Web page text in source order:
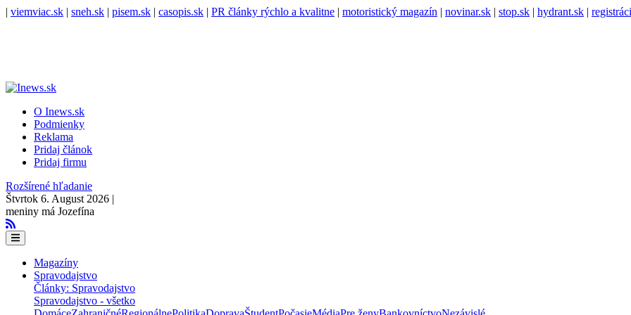
| viemviac.sk | sneh.sk | pisem.sk | casopis.sk | PR články rýchlo a kvalitne | motoristický magazín | novinar.sk | stop.sk | hydrant.sk |
O Inews.sk
Podmienky
Reklama
Pridaj článok
Pridaj firmu
Rozšírené hľadanie
Štvrtok 6. August 2026 |
meniny má Jozefína
Magazíny
Spravodajstvo
Články: Spravodajstvo
Spravodajstvo - všetko